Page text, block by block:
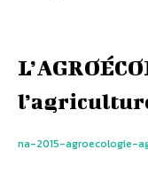
na-2015-agroecologie-